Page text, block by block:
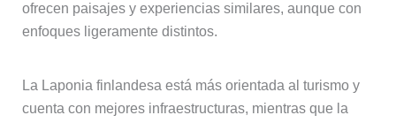
ofrecen paisajes y experiencias similares, aunque con
enfoques ligeramente distintos.
La Laponia finlandesa está más orientada al turismo y
cuenta con mejores infraestructuras, mientras que la